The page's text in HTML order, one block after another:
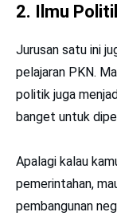
2. Ilmu
Jurusan satu ini
pelajaran PKN.
politik juga
banget untuk
Apalagi kalau
pemerintahan,
pembangunan